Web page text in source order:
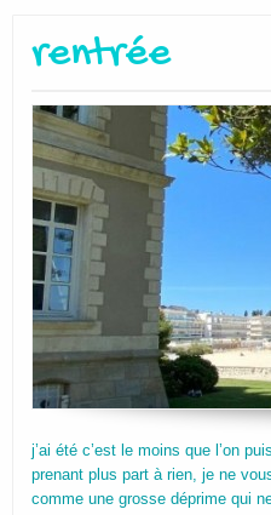
rentrée
j’ai été c’est le moins que l’on
prenant plus part à rien, je ne
comme une grosse déprime qui